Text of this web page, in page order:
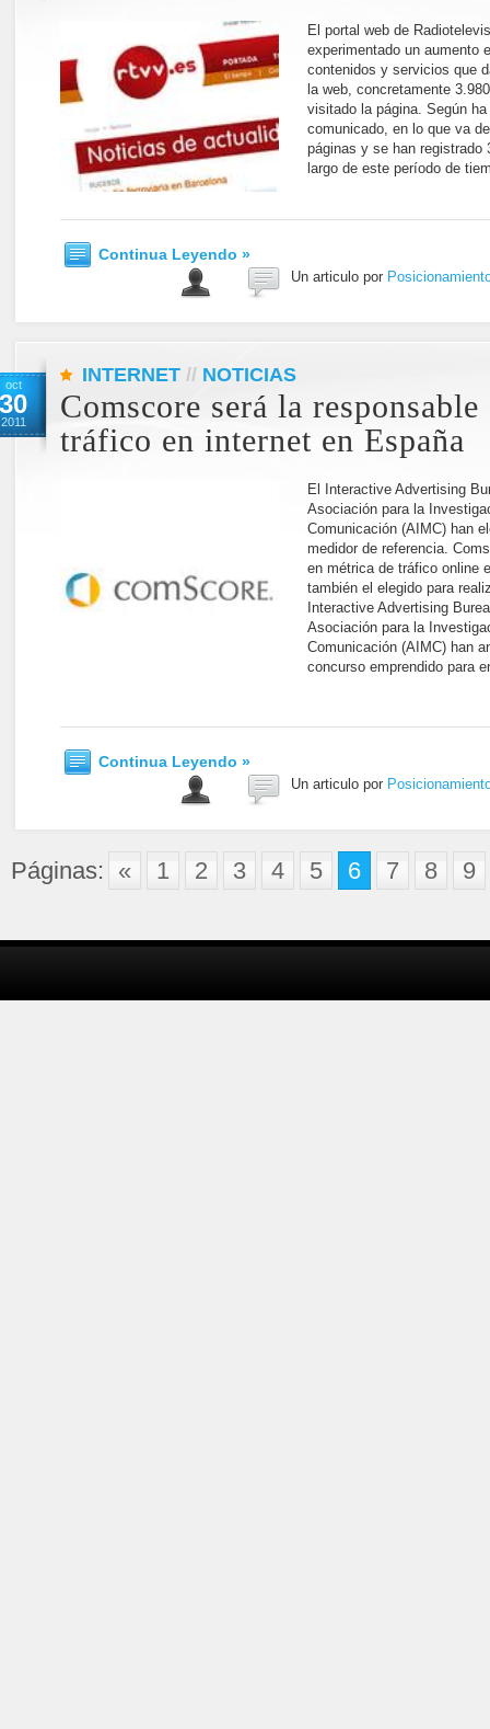
El portal web de
experimentado un aumento
contenidos y servicios que
la web, concretamente
visitado la página. Según
comunicado, en lo que va
páginas y se han registrado
largo de este período de
Continua Leyendo »
Un articulo por
oct
30
2011
INTERNET // NOTICIAS
Comscore será la
tráfico en internet en España
El Interactive Advertising
Asociación para la
Comunicación (AIMC) han
medidor de referencia.
en métrica de tráfico online
también el elegido para
Interactive Advertising
Asociación para la
Comunicación (AIMC) han
concurso emprendido para
Continua Leyendo »
Un articulo por
Páginas: « 1 2 3 4 5 6 7 8 9